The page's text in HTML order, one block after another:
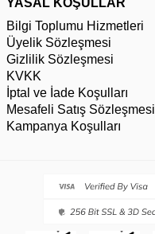
Bilgi Toplumu Hizmetleri
Üyelik Sözleşmesi
Gizlilik Sözleşmesi
KVKK
İptal ve İade Koşulları
Mesafeli Satış Sözleşmesi
Kampanya Koşulları